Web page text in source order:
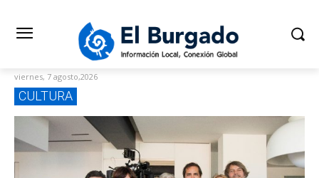
viernes, 7 agosto,2026
CULTURA